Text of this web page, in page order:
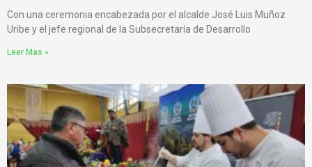
Con una ceremonia encabezada por el alcalde José Luis Muñoz
Uribe y el jefe regional de la Subsecretaría de Desarrollo
Leer Mas »